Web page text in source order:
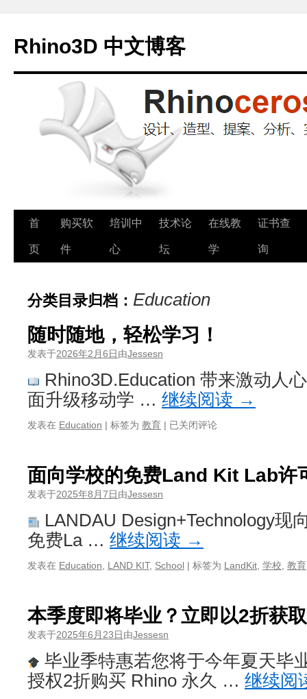
Rhino3D 中文博客
跳
至
文
首
页
购买软
件
培训中
心
技术论
坛
在线教
学
证书查
询
分类目录归档： Education
随时随地，轻松学习！
发表于2026年2月6日由Jessesn
Rhino3D.Education 带来激动人
面升级移动学 … 继续阅读 →
发表在 Education | 标签为 教育 | 随
轻
习！
已关闭评论
面向学校的免费Land Kit Lab许
发表于2025年8月7日由Jessesn
LANDAU Design+Technology现
免费La … 继续阅读 →
发表在 Education LAND KIT, School | 标签为 LandKit 学校 教育
本季度即将毕业？立即以2折获
发表于2025年6月23日由Jessesn
毕业季特惠若您将于今年夏天毕
授权2折购买 Rhino 永久 … 继续阅